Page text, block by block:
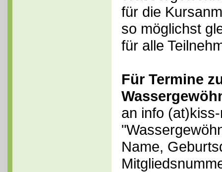
für die
so möglichst
für alle
Für Termine
an info
Name,